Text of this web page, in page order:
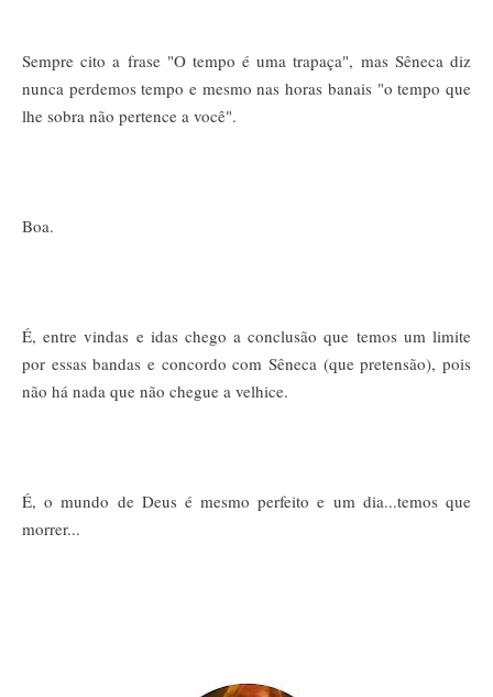
Sempre cito a frase "O tempo é uma trapaça", mas Sêneca diz
nunca perdemos tempo e mesmo nas horas banais "o tempo que
lhe sobra não pertence a você".
Boa.
É, entre vindas e idas chego a conclusão que temos um limite
por essas bandas e concordo com Sêneca (que pretensão), pois
não há nada que não chegue a velhice.
É, o mundo de Deus é mesmo perfeito e um dia...temos que
morrer...